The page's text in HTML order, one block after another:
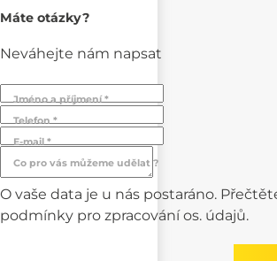
Máte otázky?
Neváhejte nám napsat
Jméno a příjmení *
Telefon *
E-mail *
Co pro vás můžeme udělat ?
O vaše data je u nás postaráno.
podmínky pro zpracování os. údajů.